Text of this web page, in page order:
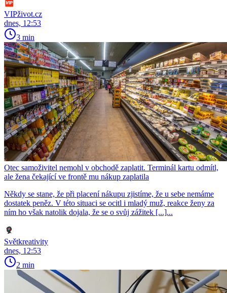
VIPživot.cz
dnes, 12:53
3 min
Otec samoživitel nemohl v obchodě zaplatit. Terminál kartu odmítl,
ale žena čekající ve frontě mu nákup zaplatila
Někdy se stane, že při placení nákupu zjistíme, že u sebe nemáme
dostatek peněz. V této situaci se ocitl i mladý muž, reakce ženy za
ním ho však natolik dojala, že se o svůj zážitek [...]...
Světkreativity
dnes, 12:53
2 min